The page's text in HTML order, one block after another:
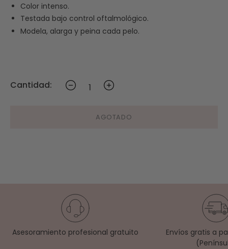
Color intenso.
Testada bajo control oftalmológico.
Modela, alarga y peina cada pelo.
Cantidad:
AGOTADO
Asesoramiento profesional gratuito
Envíos gratis a